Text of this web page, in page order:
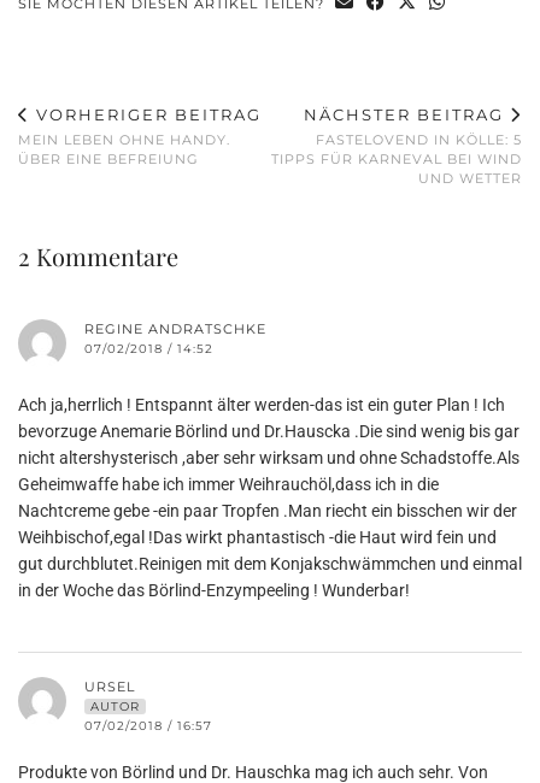
VORHERIGER BEITRAG
MEIN LEBEN OHNE HANDY.
ÜBER EINE BEFREIUNG
NÄCHSTER BEITRAG
FASTELOVEND IN KÖLLE: 5
TIPPS FÜR KARNEVAL BEI WIND
UND WETTER
2 Kommentare
REGINE ANDRATSCHKE
07/02/2018 / 14:52
Ach ja,herrlich ! Entspannt älter werden-das ist ein guter Plan ! Ich
bevorzuge Anemarie Börlind und Dr.Hauscka .Die sind wenig bis gar
nicht altershysterisch ,aber sehr wirksam und ohne Schadstoffe.Als
Geheimwaffe habe ich immer Weihrauchöl,dass ich in die
Nachtcreme gebe -ein paar Tropfen .Man riecht ein bisschen wir der
Weihbischof,egal !Das wirkt phantastisch -die Haut wird fein und
gut durchblutet.Reinigen mit dem Konjakschwämmchen und einmal
in der Woche das Börlind-Enzympeeling ! Wunderbar!
URSEL
AUTOR
07/02/2018 / 16:57
Produkte von Börlind und Dr. Hauschka mag ich auch sehr. Von